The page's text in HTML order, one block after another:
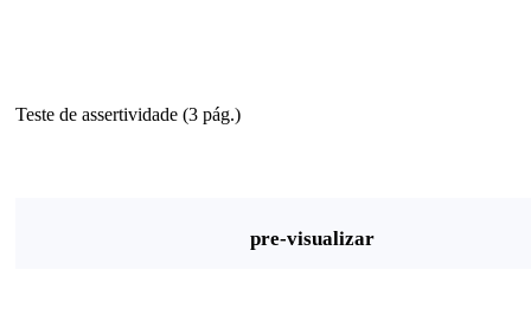
Teste de assertividade (3 pág.)
pre-visualizar